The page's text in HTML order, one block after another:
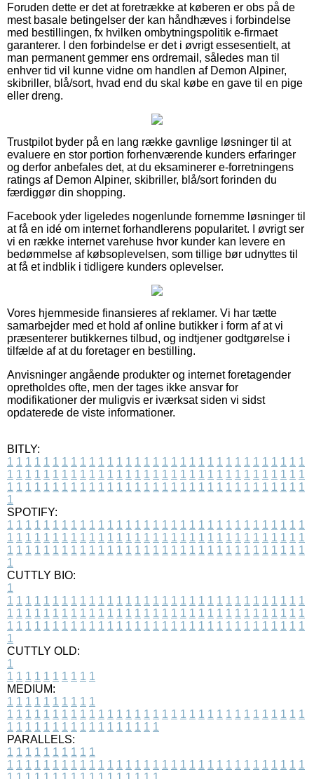
Foruden dette er det at foretrække at køberen er obs på de
mest basale betingelser der kan håndhæves i forbindelse
med bestillingen, fx hvilken ombytningspolitik e-firmaet
garanterer. I den forbindelse er det i øvrigt essesentielt, at
man permanent gemmer ens ordremail, således man til
enhver tid vil kunne vidne om handlen af Demon Alpiner,
skibriller, blå/sort, hvad end du skal købe en gave til en pige
eller dreng.
Trustpilot byder på en lang række gavnlige løsninger til at
evaluere en stor portion forhenværende kunders erfaringer
og derfor anbefales det, at du eksaminerer e-forretningens
ratings af Demon Alpiner, skibriller, blå/sort forinden du
færdiggør din shopping.
Facebook yder ligeledes nogenlunde fornemme løsninger til
at få en idé om internet forhandlerens popularitet. I øvrigt ser
vi en række internet varehuse hvor kunder kan levere en
bedømmelse af købsoplevelsen, som tillige bør udnyttes til
at få et indblik i tidligere kunders oplevelser.
Vores hjemmeside finansieres af reklamer. Vi har tætte
samarbejder med et hold af online butikker i form af at vi
præsenterer butikkernes tilbud, og indtjener godtgørelse i
tilfælde af at du foretager en bestilling.
Anvisninger angående produkter og internet foretagender
opretholdes ofte, men der tages ikke ansvar for
modifikationer der muligvis er iværksat siden vi sidst
opdaterede de viste informationer.
BITLY:
1 1 1 1 1 1 1 1 1 1 1 1 1 1 1 1 1 1 1 1 1 1 1 1 1 1 1 1 1 1 1 1 1
1 1 1 1 1 1 1 1 1 1 1 1 1 1 1 1 1 1 1 1 1 1 1 1 1 1 1 1 1 1 1 1 1
1 1 1 1 1 1 1 1 1 1 1 1 1 1 1 1 1 1 1 1 1 1 1 1 1 1 1 1 1 1 1 1 1
1
SPOTIFY:
1 1 1 1 1 1 1 1 1 1 1 1 1 1 1 1 1 1 1 1 1 1 1 1 1 1 1 1 1 1 1 1 1
1 1 1 1 1 1 1 1 1 1 1 1 1 1 1 1 1 1 1 1 1 1 1 1 1 1 1 1 1 1 1 1 1
1 1 1 1 1 1 1 1 1 1 1 1 1 1 1 1 1 1 1 1 1 1 1 1 1 1 1 1 1 1 1 1 1
1
CUTTLY BIO:
1
1 1 1 1 1 1 1 1 1 1 1 1 1 1 1 1 1 1 1 1 1 1 1 1 1 1 1 1 1 1 1 1 1
1 1 1 1 1 1 1 1 1 1 1 1 1 1 1 1 1 1 1 1 1 1 1 1 1 1 1 1 1 1 1 1 1
1 1 1 1 1 1 1 1 1 1 1 1 1 1 1 1 1 1 1 1 1 1 1 1 1 1 1 1 1 1 1 1 1
1
CUTTLY OLD:
1
1 1 1 1 1 1 1 1 1 1
MEDIUM:
1 1 1 1 1 1 1 1 1 1
1 1 1 1 1 1 1 1 1 1 1 1 1 1 1 1 1 1 1 1 1 1 1 1 1 1 1 1 1 1 1 1 1
1 1 1 1 1 1 1 1 1 1 1 1 1 1 1 1 1
PARALLELS:
1 1 1 1 1 1 1 1 1 1
1 1 1 1 1 1 1 1 1 1 1 1 1 1 1 1 1 1 1 1 1 1 1 1 1 1 1 1 1 1 1 1 1